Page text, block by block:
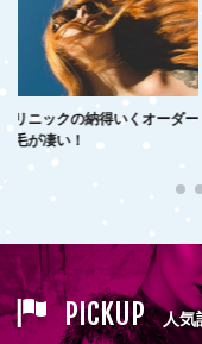
納得いくオーダー
！
CLINIC
約50円
PICKUP 人気